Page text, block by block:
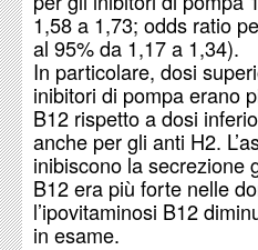
1,58 a 1,73; odds ratio
al 95% da 1,17 a 1,34).
In particolare, dosi
inibitori di pompa erano
B12 rispetto a dosi
anche per gli anti H2.
inibiscono la secrezione
B12 era più forte nelle
l’ipovitaminosi B12
in esame.